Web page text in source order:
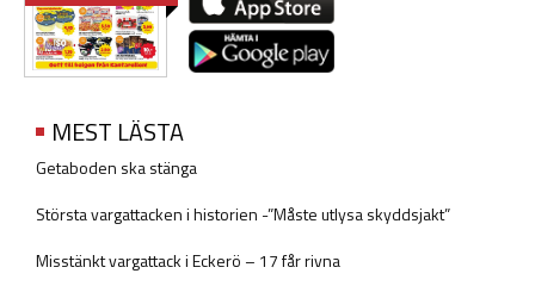
MEST LÄSTA
Getaboden ska stänga
Största vargattacken i historien -”Måste utlysa skyddsjakt”
Misstänkt vargattack i Eckerö – 17 får rivna